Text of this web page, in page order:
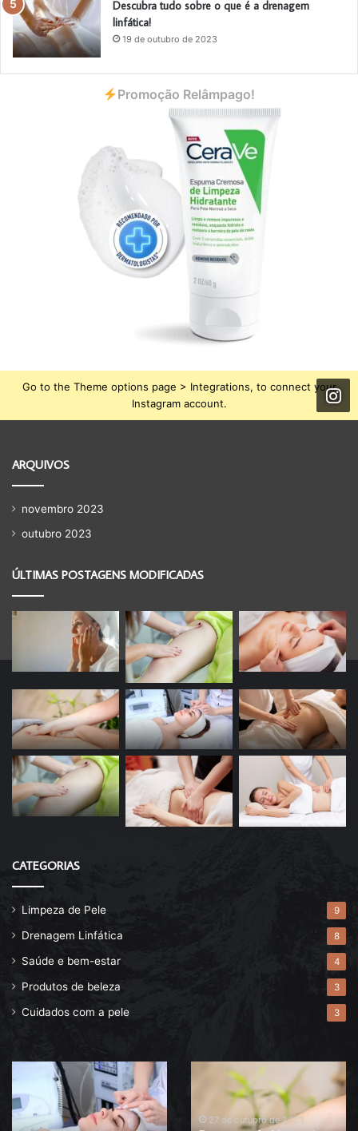
Descubra tudo sobre o que é a drenagem
linfática!
19 de outubro de 2023
Promoção Relâmpago!
Go to the Theme options page > Integrations, to connect your
Instagram account.
ARQUIVOS
novembro 2023
outubro 2023
ÚLTIMAS POSTAGENS MODIFICADAS
CATEGORIAS
Limpeza de Pele 9
Drenagem Linfática 8
Saúde e bem-estar 4
Produtos de beleza 3
Cuidados com a pele 3
Descubra
o
melhor
Drenagem
operatória
27 de outubro de 2023